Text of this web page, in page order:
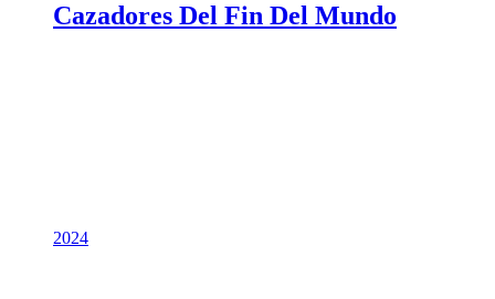
Cazadores Del Fin Del Mundo
2024